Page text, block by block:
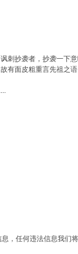
刺抄袭者，抄袭一下
有面皮粗重言先祖之
，任何违法信息我们